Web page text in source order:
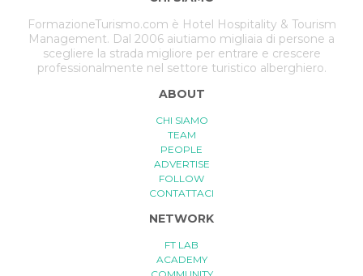
FormazioneTurismo.com è Hotel Hospitality & Tourism
Management. Dal 2006 aiutiamo migliaia di persone a
scegliere la strada migliore per entrare e crescere
professionalmente nel settore turistico alberghiero.
ABOUT
CHI SIAMO
TEAM
PEOPLE
ADVERTISE
FOLLOW
CONTATTACI
NETWORK
FT LAB
ACADEMY